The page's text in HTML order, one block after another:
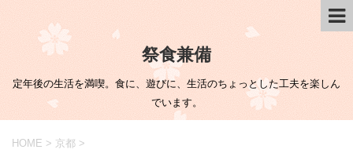
祭食兼備
定年後の生活を満喫。食に、遊びに、生活のちょっとした工夫を楽しん
でいます。
HOME > 京都 >